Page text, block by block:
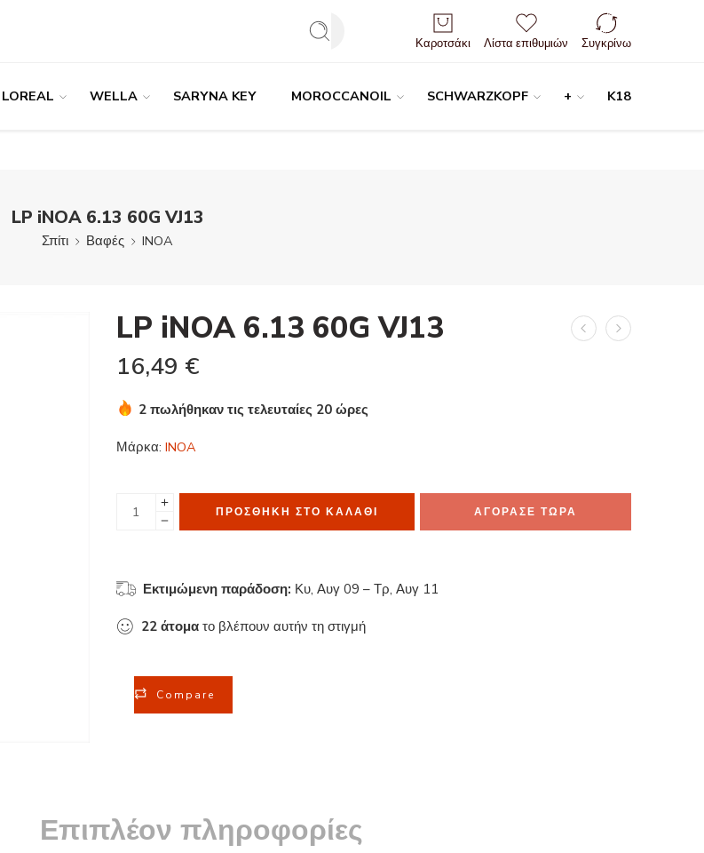
Είσοδος / Εγγραφή
Καροτσάκι Λίστα επιθυμιών Συγκρίνω
LOREAL WELLA SARYNA KEY MOROCCANOIL SCHWARZKOPF + K18
LP iNOA 6.13 60G VJ13
Σπίτι Βαφές INOA
LP iNOA 6.13 60G VJ13
16,49 €
2 πωλήθηκαν τις τελευταίες 20 ώρες
Μάρκα: INOA
ΠΡΟΣΘΉΚΗ ΣΤΟ ΚΑΛΆΘΙ ΑΓΟΡΑΣΕ ΤΩΡΑ
Εκτιμώμενη παράδοση: Κυ, Αυγ 09 – Τρ, Αυγ 11
22 άτομα το βλέπουν αυτήν τη στιγμή
Compare
Επιπλέον πληροφορίες